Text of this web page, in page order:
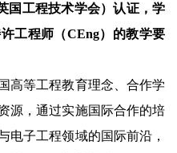
国工程技术学会）认证，学
工程师（CEng）的教学要
高等工程教育理念、合作学
源，通过实施国际合作的培
电子工程领域的国际前沿，